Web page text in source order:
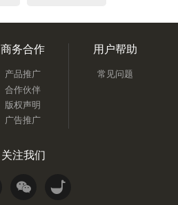
商务合作
产品推广
合作伙伴
版权声明
广告推广
用户帮助
常见问题
关注我们